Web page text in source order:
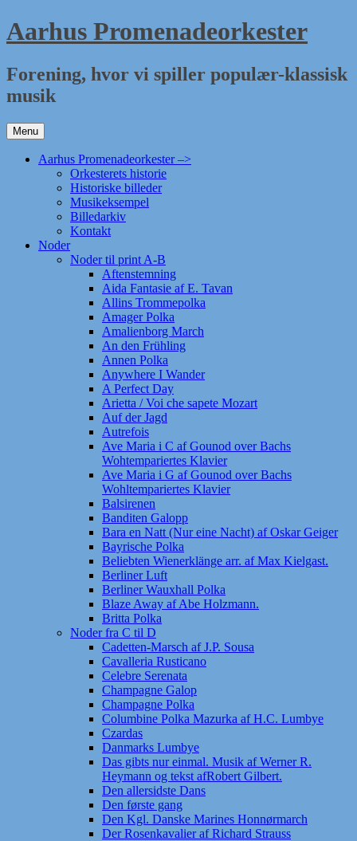
Hop
til
Aarhus Promenadeorkester
Forening, hvor vi spiller populær-klassisk
musik
Menu
Aarhus Promenadeorkester –>
Orkesterets historie
Historiske billeder
Musikeksempel
Billedarkiv
Kontakt
Noder
Noder til print A-B
Aftenstemning
Aida Fantasie af E. Tavan
Allins Trommepolka
Amager Polka
Amalienborg March
An den Frühling
Annen Polka
Anywhere I Wander
A Perfect Day
Arietta / Voi che sapete Mozart
Auf der Jagd
Autrefois
Ave Maria i C af Gounod over Bachs
Wohtempariertes Klavier
Ave Maria i G af Gounod over Bachs
Wohltempariertes Klavier
Balsirenen
Banditen Galopp
Bara en Natt (Nur eine Nacht) af Oskar Geiger
Bayrische Polka
Beliebten Wienerklänge arr. af Max Kielgast.
Berliner Luft
Berliner Wauxhall Polka
Blaze Away af Abe Holzmann.
Britta Polka
Noder fra C til D
Cadetten-Marsch af J.P. Sousa
Cavalleria Rusticano
Celebre Serenata
Champagne Galop
Champagne Polka
Columbine Polka Mazurka af H.C. Lumbye
Czardas
Danmarks Lumbye
Das gibts nur einmal. Musik af Werner R.
Heymann og tekst afRobert Gilbert.
Den allersidste Dans
Den første gang
Den Kgl. Danske Marines Honnørmarch
Der Rosenkavalier af Richard Strauss